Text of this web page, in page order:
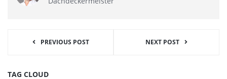
PREVIOUS POST NEXT POST
TAG CLOUD